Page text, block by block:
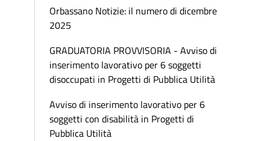
Orbassano Notizie: il numero di dicembre
2025
GRADUATORIA PROVVISORIA - Avviso di
inserimento lavorativo per 6 soggetti
disoccupati in Progetti di Pubblica Utilità
Avviso di inserimento lavorativo per 6
soggetti con disabilità in Progetti di
Pubblica Utilità